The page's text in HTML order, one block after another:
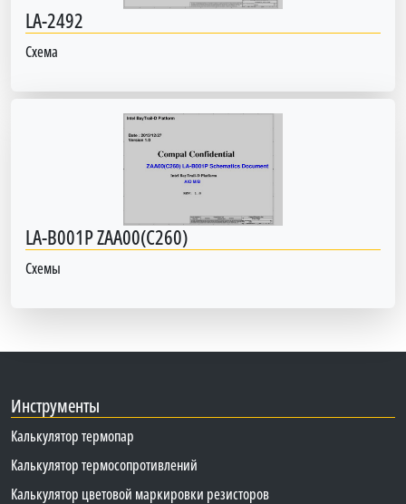
LA-2492
Схема
LA-B001P ZAA00(C260)
Схемы
Инструменты
Калькулятор термопар
Калькулятор термосопротивлений
Калькулятор цветовой маркировки резисторов